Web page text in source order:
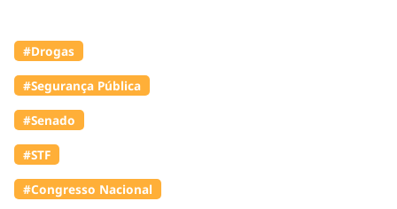
#Drogas
#Segurança Pública
#Senado
#STF
#Congresso Nacional